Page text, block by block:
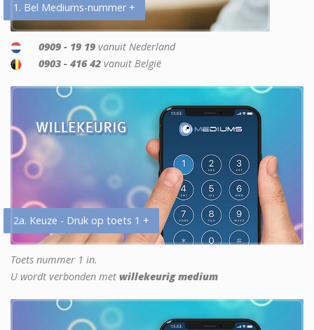
1. Bel Mediums-nummer +
0909 - 19 19 vanuit Nederland
0903 - 416 42 vanuit België
2a. Keuze - Druk op toets 1 +
Toets nummer 1 in.
U wordt verbonden met willekeurig medium